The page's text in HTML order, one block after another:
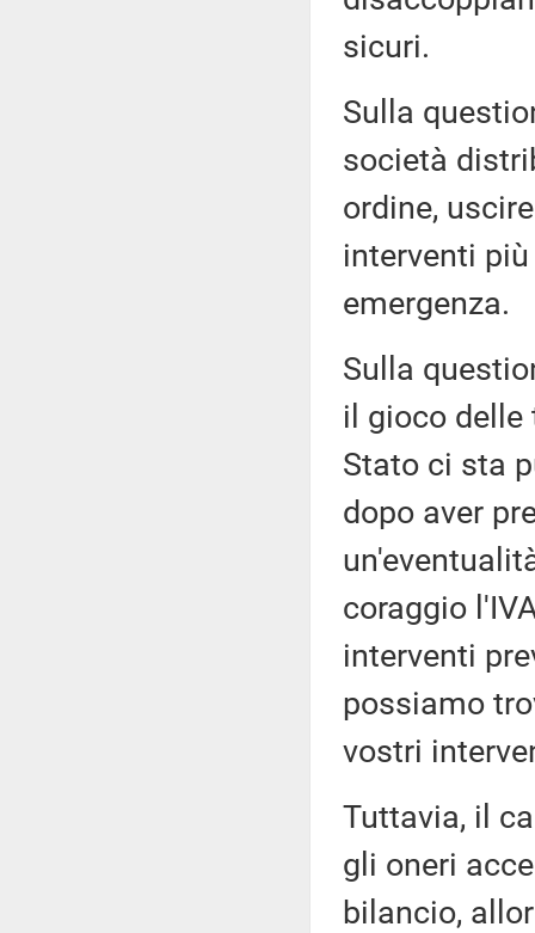
sicuri.
Sulla
società
ordine,
interventi
emergenza.
Sulla
il gioco delle
Stato ci sta
dopo aver
coraggio
interventi
possiamo
vostri
Tuttavia, il
gli oneri
bilancio,